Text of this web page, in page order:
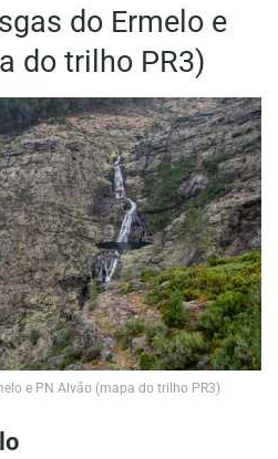
do Ermelo e
do trilho PR3)
e PN Alvão (mapa do trilho PR3)